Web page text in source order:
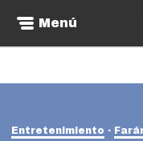
Menú
Entretenimiento